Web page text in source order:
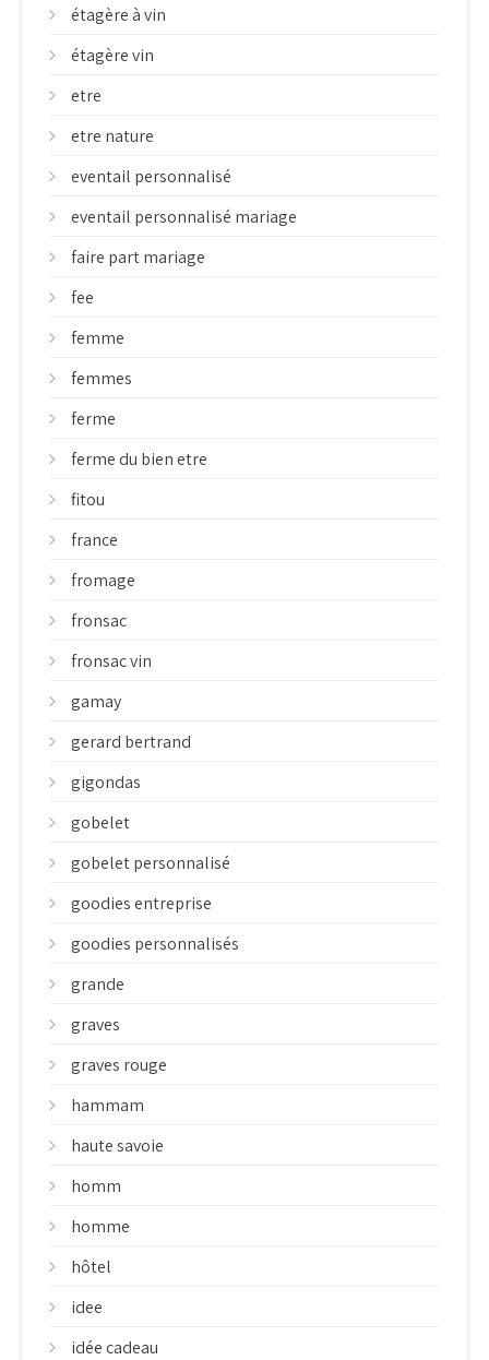
étagère à vin
étagère vin
etre
etre nature
eventail personnalisé
eventail personnalisé mariage
faire part mariage
fee
femme
femmes
ferme
ferme du bien etre
fitou
france
fromage
fronsac
fronsac vin
gamay
gerard bertrand
gigondas
gobelet
gobelet personnalisé
goodies entreprise
goodies personnalisés
grande
graves
graves rouge
hammam
haute savoie
homm
homme
hôtel
idee
idée cadeau